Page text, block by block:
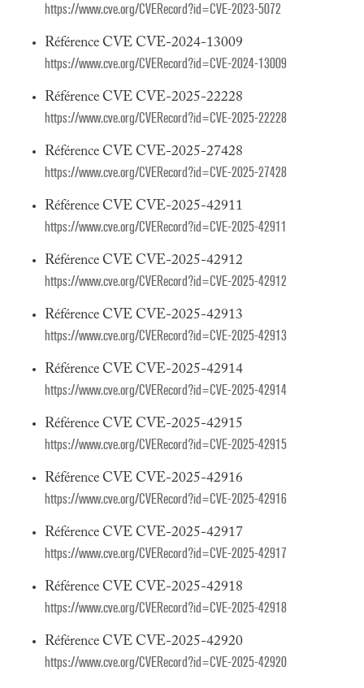
https://www.cve.org/CVERecord?id=CVE-2023-5072
Référence CVE CVE-2024-13009
https://www.cve.org/CVERecord?id=CVE-2024-13009
Référence CVE CVE-2025-22228
https://www.cve.org/CVERecord?id=CVE-2025-22228
Référence CVE CVE-2025-27428
https://www.cve.org/CVERecord?id=CVE-2025-27428
Référence CVE CVE-2025-42911
https://www.cve.org/CVERecord?id=CVE-2025-42911
Référence CVE CVE-2025-42912
https://www.cve.org/CVERecord?id=CVE-2025-42912
Référence CVE CVE-2025-42913
https://www.cve.org/CVERecord?id=CVE-2025-42913
Référence CVE CVE-2025-42914
https://www.cve.org/CVERecord?id=CVE-2025-42914
Référence CVE CVE-2025-42915
https://www.cve.org/CVERecord?id=CVE-2025-42915
Référence CVE CVE-2025-42916
https://www.cve.org/CVERecord?id=CVE-2025-42916
Référence CVE CVE-2025-42917
https://www.cve.org/CVERecord?id=CVE-2025-42917
Référence CVE CVE-2025-42918
https://www.cve.org/CVERecord?id=CVE-2025-42918
Référence CVE CVE-2025-42920
https://www.cve.org/CVERecord?id=CVE-2025-42920